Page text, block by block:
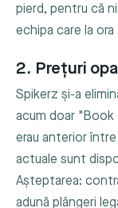
pierd, pentru că
echipa care la
2. Prețuri
Spikerz și-a
acum doar "Book
erau anterior
actuale sunt
Așteptarea:
adună plângeri